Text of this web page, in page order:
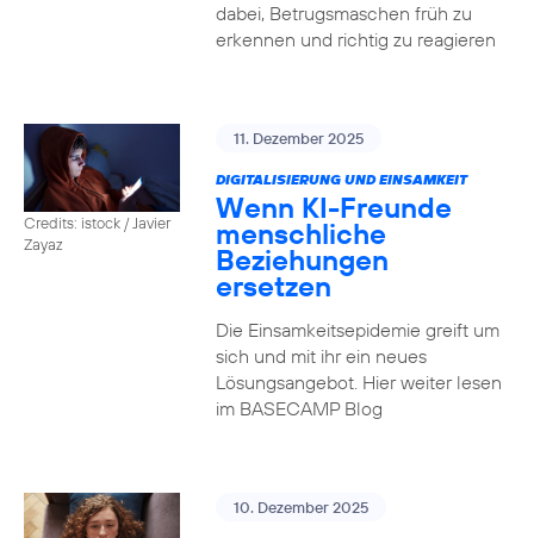
dabei, Betrugsmaschen früh zu
erkennen und richtig zu reagieren
Credits: istock / Javier
Zayaz
11. Dezember 2025
DIGITALISIERUNG UND EINSAMKEIT
Wenn KI-Freunde
menschliche
Beziehungen
ersetzen
Die Einsamkeitsepidemie greift um
sich und mit ihr ein neues
Lösungsangebot. Hier weiter lesen
im BASECAMP Blog
10. Dezember 2025